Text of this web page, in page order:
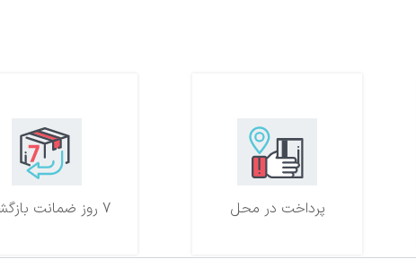
7 روز ضمانت بازگشت پرداخت در محل